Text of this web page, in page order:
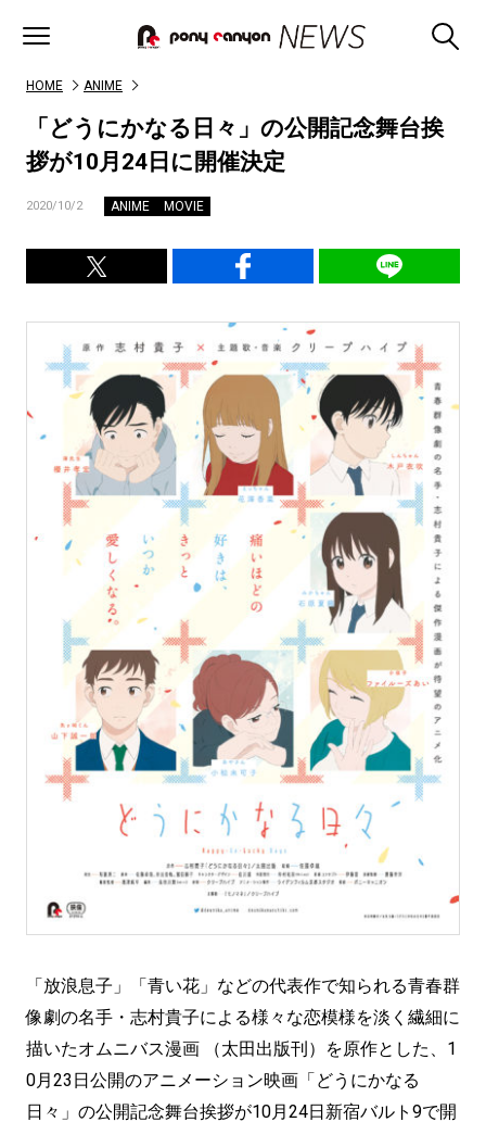
HOME ANIME
「どうにかなる日々」の公開記念舞台挨
拶が10月24日に開催決定
2020/10/2 ANIME MOVIE
「放浪息子」「青い花」などの代表作で知られる青春群
像劇の名手・志村貴子による様々な恋模様を淡く繊細に
描いたオムニバス漫画 （太田出版刊）を原作とした、1
0月23日公開のアニメーション映画「どうにかなる
日々」の公開記念舞台挨拶が10月24日新宿バルト9で開